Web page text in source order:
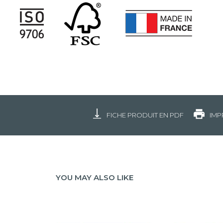
FICHE PRODUIT EN PDF
YOU MAY ALSO LIKE